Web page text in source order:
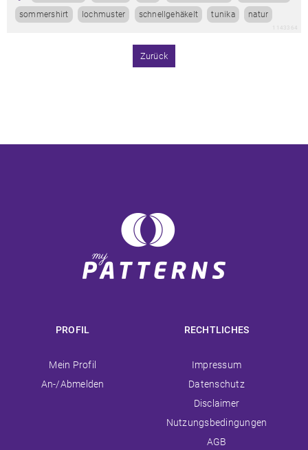
sommershirt lochmuster schnellgehäkelt tunika natur
Zurück
PROFIL
Navigation
überspringen
Mein Profil
An-/Abmelden
RECHTLICHES
Navigation
überspringen
Impressum
Datenschutz
Disclaimer
Nutzungsbedingungen
AGB